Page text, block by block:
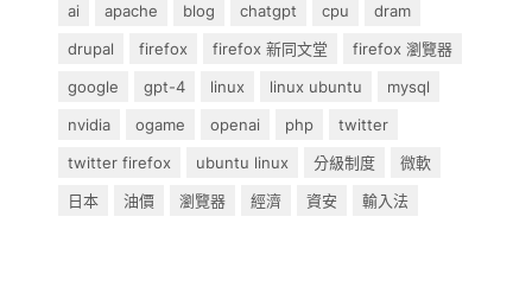
ai apache blog chatgpt cpu
dram
drupal
firefox firefox 新同文堂
firefox 瀏覽器
google
gpt-4 linux linux ubuntu
mysql
nvidia
ogame openai php
twitter
twitter firefox
ubuntu linux 分級制度
微軟
日本
油價 瀏覽器 經濟 資安 輸入法